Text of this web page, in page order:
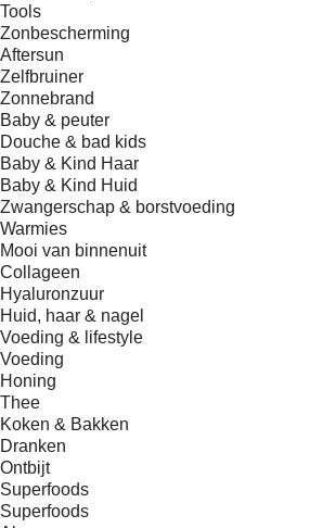
Tools
Zonbescherming
Aftersun
Zelfbruiner
Zonnebrand
Baby & peuter
Douche & bad kids
Baby & Kind Haar
Baby & Kind Huid
Zwangerschap & borstvoeding
Warmies
Mooi van binnenuit
Collageen
Hyaluronzuur
Huid, haar & nagel
Voeding & lifestyle
Voeding
Honing
Thee
Koken & Bakken
Dranken
Ontbijt
Superfoods
Superfoods